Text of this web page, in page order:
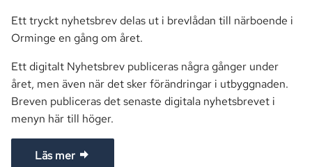
Ett tryckt nyhetsbrev delas ut i brevlådan till närboende i
Orminge en gång om året.
Ett digitalt Nyhetsbrev publiceras några gånger under
året, men även när det sker förändringar i utbyggnaden.
Breven publiceras det senaste digitala nyhetsbrevet i
menyn här till höger.
Läs mer